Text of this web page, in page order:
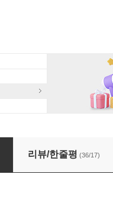
리뷰/한줄평 (36/17)